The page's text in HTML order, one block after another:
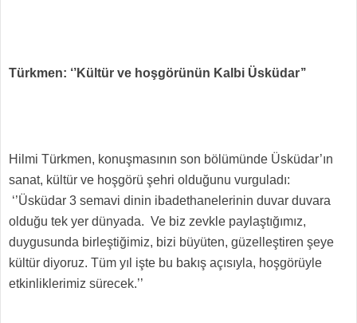
Türkmen: ‘’Kültür ve hoşgörünün Kalbi Üsküdar’’
Hilmi Türkmen, konuşmasının son bölümünde Üsküdar’ın
sanat, kültür ve hoşgörü şehri olduğunu vurguladı:
‘’Üsküdar 3 semavi dinin ibadethanelerinin duvar duvara
olduğu tek yer dünyada. Ve biz zevkle paylaştığımız,
duygusunda birleştiğimiz, bizi büyüten, güzelleştiren şeye
kültür diyoruz. Tüm yıl işte bu bakış açısıyla, hoşgörüyle
etkinliklerimiz sürecek.’’